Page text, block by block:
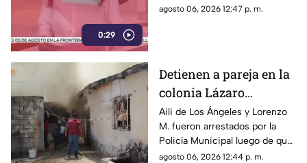
0:29
capital tras el descubrimiento
agosto 06, 2026 12:47 p. m.
Detienen a pareja en la
colonia Lázaro
Cárdenas tras riña,
agresión física y un
incendio
Aili de Los Ángeles y Lorenzo
M. fueron arrestados por la
Policía Municipal luego de que
el hombre agrediera a la mujer
agosto 06, 2026 12:44 p. m.